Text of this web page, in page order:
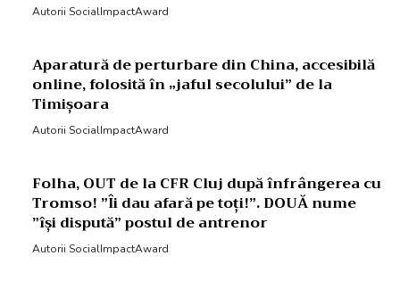
Autorii SocialImpactAward
Aparatură de perturbare din China, accesibilă
online, folosită în „jaful secolului” de la
Timișoara
Autorii SocialImpactAward
Folha, OUT de la CFR Cluj după înfrângerea cu
Tromso! ”Îi dau afară pe toți!”. DOUĂ nume
”își dispută” postul de antrenor
Autorii SocialImpactAward